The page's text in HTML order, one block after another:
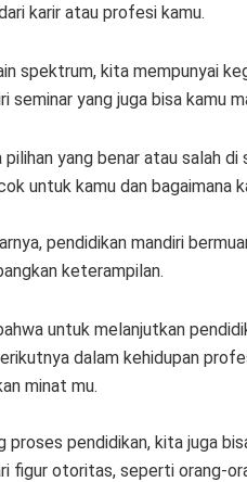
karir atau profesi kamu.
spektrum, kita mempunyai
seminar yang juga bisa kamu
pilihan yang benar atau salah
untuk kamu dan bagaimana
pendidikan mandiri
keterampilan.
untuk melanjutkan
dalam kehidupan
minat mu.
proses pendidikan, kita juga
figur otoritas, seperti orang-